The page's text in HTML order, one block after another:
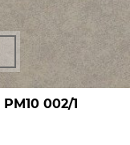
PM10 002/1